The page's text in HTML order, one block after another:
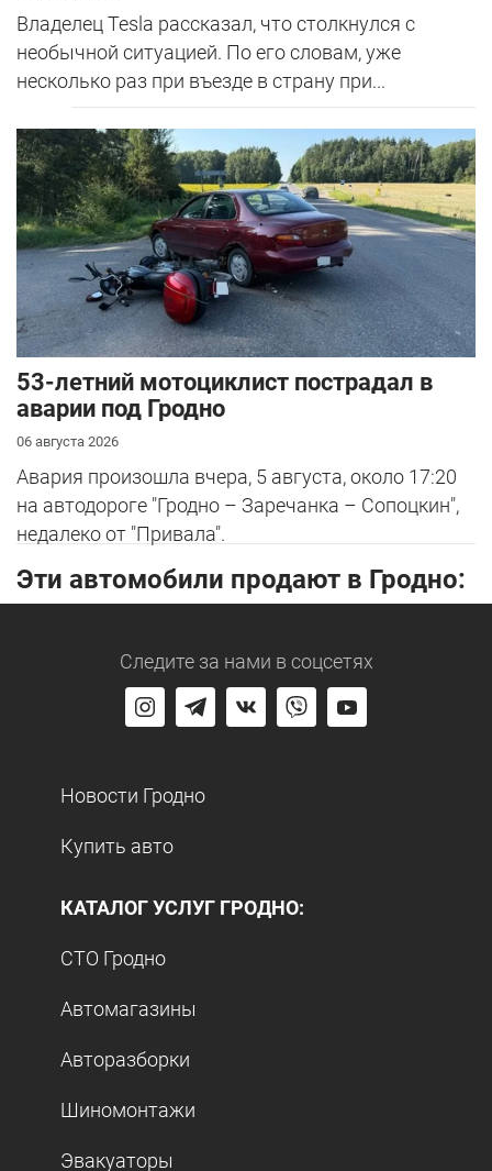
Владелец Tesla рассказал, что столкнулся с
необычной ситуацией. По его словам, уже
несколько раз при въезде в страну при...
53-летний мотоциклист пострадал в
аварии под Гродно
06 августа 2026
Авария произошла вчера, 5 августа, около 17:20
на автодороге "Гродно – Заречанка – Сопоцкин",
недалеко от "Привала".
Эти автомобили продают в Гродно:
Следите за нами в соцсетях
Новости Гродно
Купить авто
КАТАЛОГ УСЛУГ ГРОДНО:
СТО Гродно
Автомагазины
Авторазборки
Шиномонтажи
Эвакуаторы